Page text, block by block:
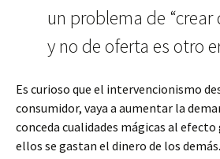
un problema de “crear
y no de oferta es otro
Es curioso que el intervencionismo
consumidor, vaya a aumentar la
conceda cualidades mágicas al efecto
ellos se gastan el dinero de los demás.